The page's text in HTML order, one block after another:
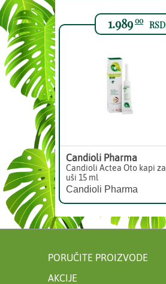
1.98900 RSD
Candioli Pharma
Candioli Actea Oto kapi za
uši 15 ml
Candioli Pharma
PORUČITE PROIZVODE
AKCIJE